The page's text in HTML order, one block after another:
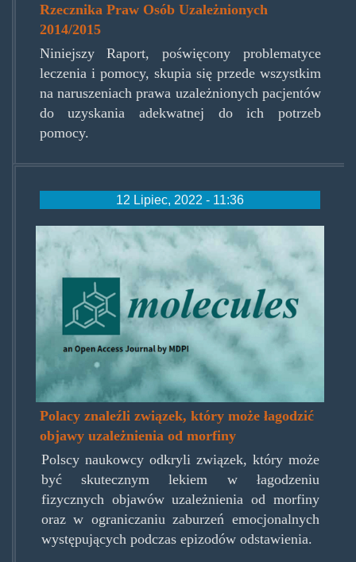
Rzecznika Praw Osób Uzależnionych
2014/2015
Niniejszy Raport, poświęcony problematyce
leczenia i pomocy, skupia się przede wszystkim
na naruszeniach prawa uzależnionych pacjentów
do uzyskania adekwatnej do ich potrzeb
pomocy.
12 Lipiec, 2022 - 11:36
molecules.png
Polacy znaleźli związek, który może łagodzić
objawy uzależnienia od morfiny
Polscy naukowcy odkryli związek, który może
być skutecznym lekiem w łagodzeniu
fizycznych objawów uzależnienia od morfiny
oraz w ograniczaniu zaburzeń emocjonalnych
występujących podczas epizodów odstawienia.